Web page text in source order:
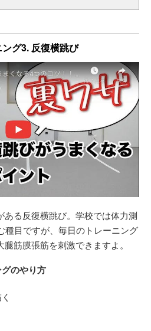
グ3. 反復横跳び
る反復横跳び。学校では体力測
種目ですが、毎日のトレーニング
筋膜張筋を刺激できますよ。
のやり方